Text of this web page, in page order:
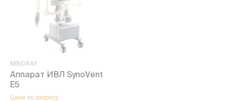
MINDRAY
Аппарат ИВЛ SynoVent
E5
Цена по запросу